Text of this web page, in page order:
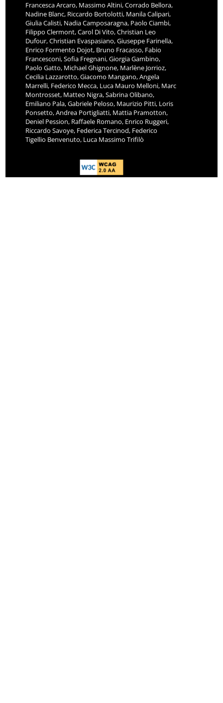
Francesca Arcaro, Massimo Altini, Corrado Bellora,
Nadine Blanc, Riccardo Bortolotti, Manila Calipari,
Giulia Calisti, Nadia Camposaragna, Paolo Ciambi,
Filippo Clermont, Carol Di Vito, Christian Leo
Dufour, Christian Evaspasiano, Giuseppe Farinella,
Enrico Formento Dojot, Bruno Fracasso, Fabio
Francesconi, Sofia Fregnani, Giorgia Gambino,
Paolo Gatto, Michael Ghignone, Marlène Jorrioz,
Cecilia Lazzarotto, Giacomo Mangano, Angela
Marrelli, Federico Mecca, Luca Mauro Melloni, Marc
Montrosset, Matteo Nigra, Sabrina Olibano,
Emiliano Pala, Gabriele Peloso, Maurizio Pitti, Loris
Ponsetto, Andrea Portigliatti, Mattia Pramotton,
Deniel Pession, Raffaele Romano, Enrico Ruggeri,
Riccardo Savoye, Federica Tercinod, Federico
Tigellio Benvenuto, Luca Massimo Trifilò